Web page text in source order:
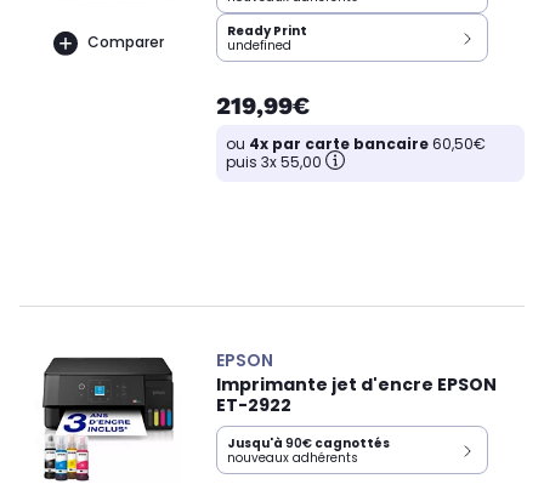
Comparer
Ready Print
undefined
219,99€
ou 4x par carte bancaire60,50€
puis 3x 55,00
EPSON
Imprimante jet d'encre EPSON
ET-2922
Jusqu'à 90€ cagnottés
nouveaux adhérents